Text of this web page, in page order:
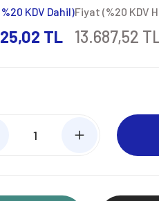
KDV Dahil)
TL
Fiyat (%20 KDV
13.687,52